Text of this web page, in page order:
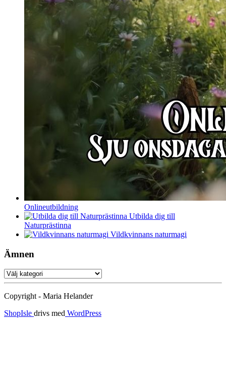
Onlineutbildning
Utbilda dig till
Naturprästinna
Vildkvinnans naturmagi
Ämnen
Ämnen
Copyright - Maria Helander
ShopIsle drivs med WordPress